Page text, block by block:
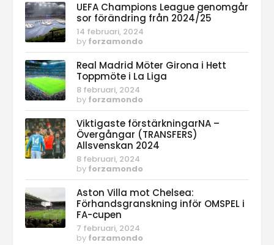
UEFA Champions League genomgår
sor förändring från 2024/25
14 februari, 2024
by forzamondo
Real Madrid Möter Girona i Hett
Toppmöte i La Liga
8 februari, 2024
by forzamondo
Viktigaste förstärkningarNA –
Övergångar (TRANSFERS)
Allsvenskan 2024
8 februari, 2024
by forzamondo
Aston Villa mot Chelsea:
Förhandsgranskning inför OMSPEL i
FA-cupen
7 februari, 2024
by forzamondo